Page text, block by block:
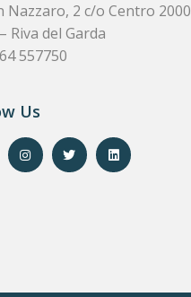
Nazzaro, 2 c/o Centro 2000
Riva del Garda
557750
Us